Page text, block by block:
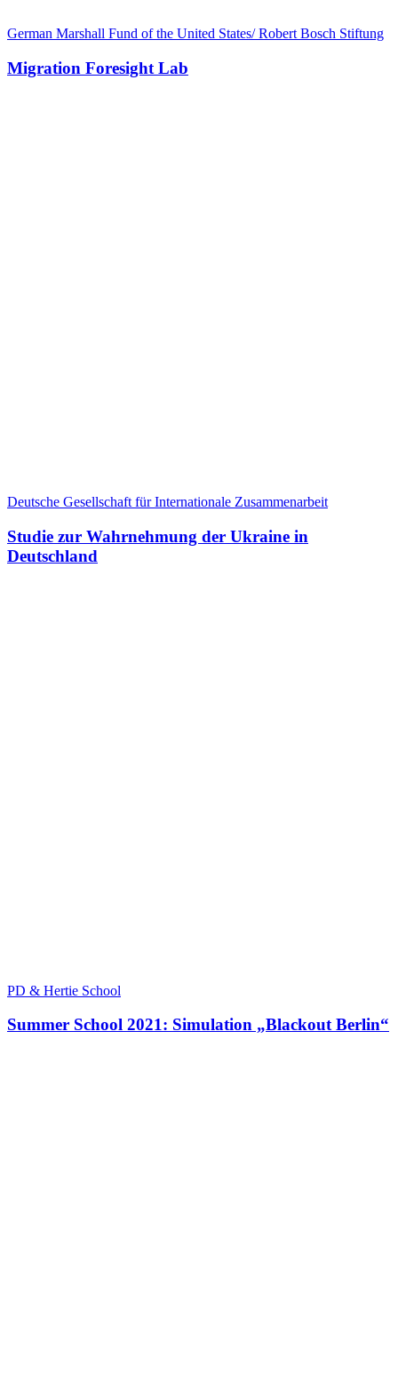
German Marshall Fund of the United States/ Robert Bosch Stiftung
Migration Foresight Lab
Deutsche Gesellschaft für Internationale Zusammenarbeit
Studie zur Wahrnehmung der Ukraine in
Deutschland
PD & Hertie School
Summer School 2021: Simulation „Blackout Berlin“